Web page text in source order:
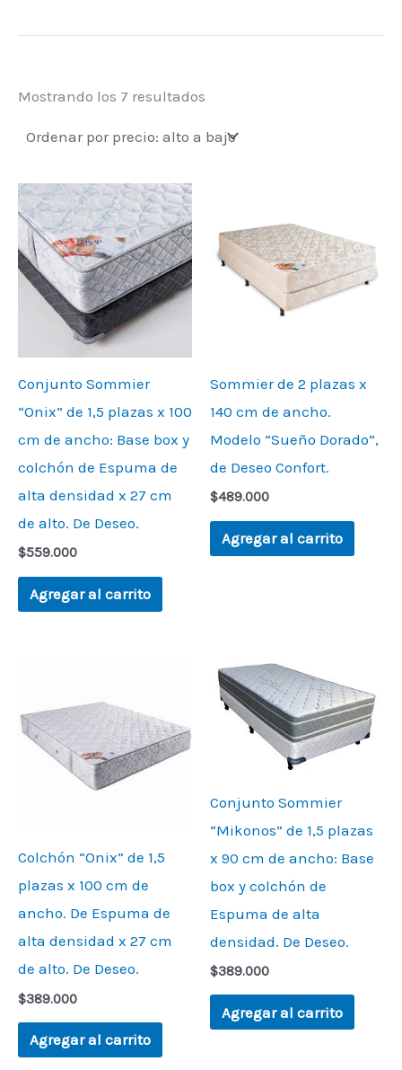
Mostrando los 7 resultados
Conjunto Sommier
“Onix” de 1,5 plazas x 100
cm de ancho: Base box y
colchón de Espuma de
alta densidad x 27 cm
de alto. De Deseo.
$559.000
Agregar al carrito
Sommier de 2 plazas x
140 cm de ancho.
Modelo “Sueño Dorado”,
de Deseo Confort.
$489.000
Agregar al carrito
Colchón “Onix” de 1,5
plazas x 100 cm de
ancho. De Espuma de
alta densidad x 27 cm
de alto. De Deseo.
$389.000
Agregar al carrito
Conjunto Sommier
“Mikonos” de 1,5 plazas
x 90 cm de ancho: Base
box y colchón de
Espuma de alta
densidad. De Deseo.
$389.000
Agregar al carrito